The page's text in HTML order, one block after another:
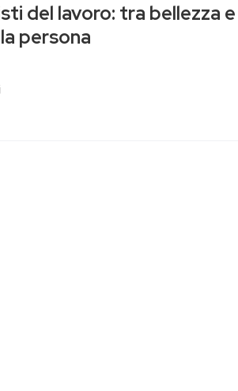
del lavoro: tra bellezza e
persona